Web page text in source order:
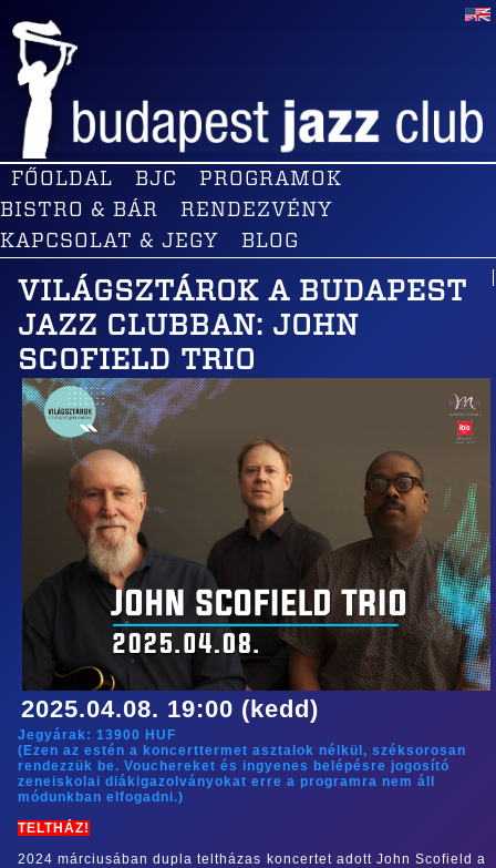
FŐOLDAL BJC
PROGRAMOK
BISTRO & BÁR
RENDEZVÉNY
KAPCSOLAT & JEGY
BLOG
VILÁGSZTÁROK A BUDAPEST
JAZZ CLUBBAN: JOHN
SCOFIELD TRIO
2025.04.08. 19:00 (kedd)
Jegyárak: 13900 HUF
(Ezen az estén a koncerttermet asztalok nélkül, széksorosan
rendezzük be. Vouchereket és ingyenes belépésre jogosító
zeneiskolai diákigazolványokat erre a programra nem áll
módunkban elfogadni.)
TELTHÁZ!
2024 márciusában dupla teltházas koncertet adott John Scofield a